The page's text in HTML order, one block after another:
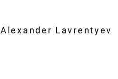
Alexander Lavrentyev